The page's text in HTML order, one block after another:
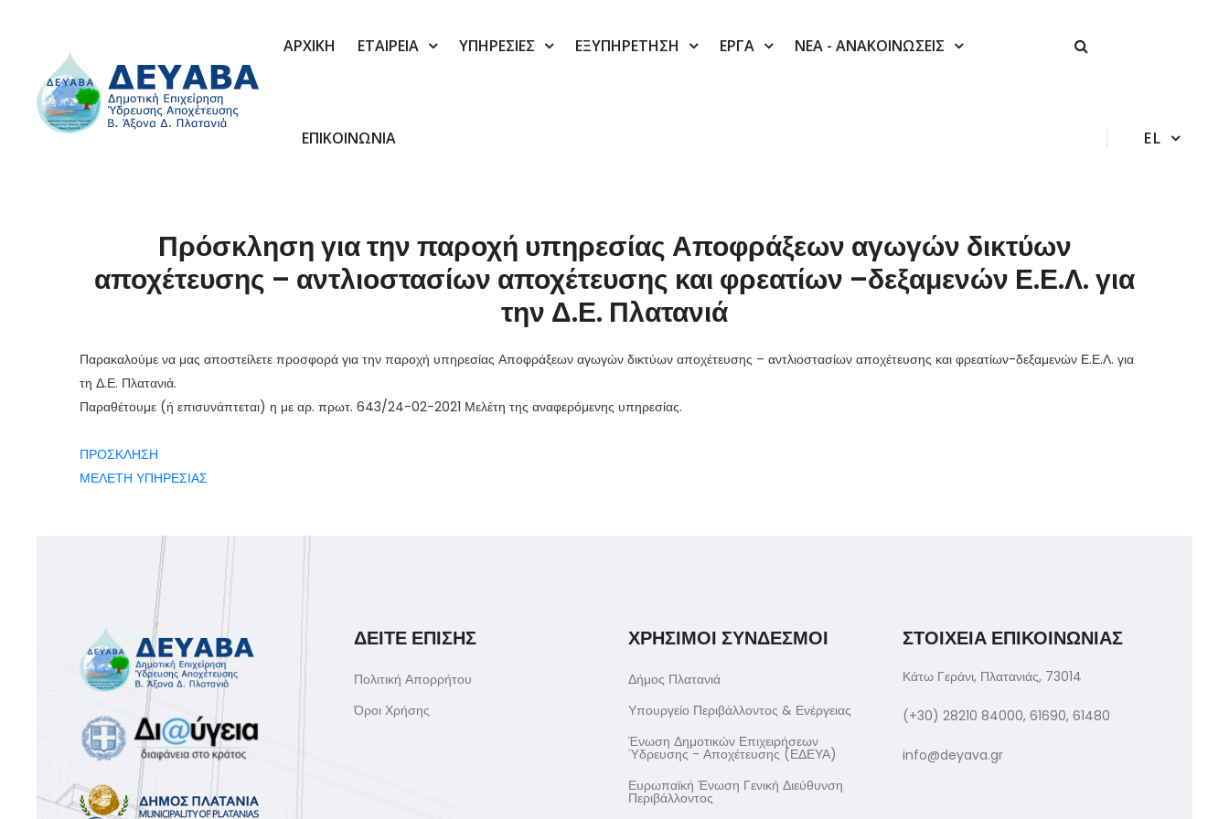
ΑΡΧΙΚΗ ΕΤΑΙΡΕΙΑ ΥΠΗΡΕΣΙΕΣ ΕΞΥΠΗΡΕΤΗΣΗ ΕΡΓΑ ΝΕΑ - ΑΝΑΚΟΙΝΩΣΕΙΣ
ΕΠΙΚΟΙΝΩΝΙΑ EL
Πρόσκληση για την παροχή υπηρεσίας Αποφράξεων αγωγών δικτύων
αποχέτευσης – αντλιοστασίων αποχέτευσης και φρεατίων –δεξαμενών Ε.Ε.Λ. για
την Δ.Ε. Πλατανιά
Παρακαλούμε να μας αποστείλετε προσφορά για την παροχή υπηρεσίας Αποφράξεων αγωγών δικτύων αποχέτευσης – αντλιοστασίων αποχέτευσης και φρεατίων-δεξαμενών Ε.Ε.Λ. για
τη Δ.Ε. Πλατανιά.
Παραθέτουμε (ή επισυνάπτεται) η με αρ. πρωτ. 643/24-02-2021 Μελέτη της αναφερόμενης υπηρεσίας.
ΠΡΟΣΚΛΗΣΗ
ΜΕΛΕΤΗ ΥΠΗΡΕΣΙΑΣ
ΔΕΙΤΕ ΕΠΙΣΗΣ
Πολιτική Απορρήτου
Όροι Χρήσης
ΧΡΗΣΙΜΟΙ ΣΥΝΔΕΣΜΟΙ
Δήμος Πλατανιά
Υπουργείο Περιβάλλοντος & Ενέργειας
Ένωση Δημοτικών Επιχειρήσεων
Ύδρευσης - Αποχέτευσης (ΕΔΕΥΑ)
Ευρωπαϊκή Ένωση Γενική Διεύθυνση
Περιβάλλοντος
ΣΤΟΙΧΕΙΑ ΕΠΙΚΟΙΝΩΝΙΑΣ
Κάτω Γεράνι, Πλατανιάς, 73014
(+30) 28210 84000, 61690, 61480
info@deyava.gr